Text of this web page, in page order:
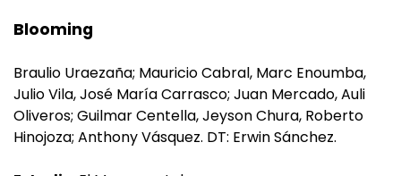
Blooming
Braulio Uraezaña; Mauricio Cabral, Marc Enoumba,
Julio Vila, José María Carrasco; Juan Mercado, Auli
Oliveros; Guilmar Centella, Jeyson Chura, Roberto
Hinojoza; Anthony Vásquez. DT: Erwin Sánchez.